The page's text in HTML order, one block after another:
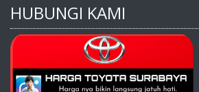
HUBUNGI KAMI